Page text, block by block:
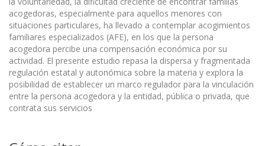
acogedoras, especialmente para aquellos menores con
situaciones particulares, ha llevado a contemplar acogimientos
familiares especializados (AFE), en los que la persona
acogedora percibe una compensación económica por su
actividad. El presente estudio repasa la dispersa y fragmentada
regulación estatal y autonómica sobre la materia y explora la
posibilidad de establecer un marco regulador para la vinculación
entre la persona acogedora y la entidad, pública o privada, que
contrata sus servicios